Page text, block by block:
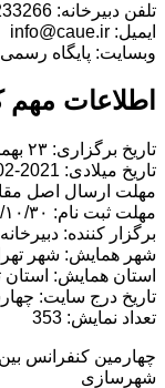
تلفن دبیرخانه: 02144233266
ایمیل: info@caue.ir
وبسایت: پایگاه
اطلاعات مهم
تاریخ برگزاری: ۲۳ بهمن ۱۳۹۹
تاریخ میلادی: 2021-02-11
مهلت ارسال اصل مقاله: ۱۳۹۹/
مهلت ثبت نام: ۱۳۹۹/۱۰/۳۰
برگزار کننده:
شهر همایش: شهر
استان همایش: استان
تاریخ درج سایت: چهارشنبه، ۱۲
تعداد نمایش: 353
چهارمین کنفرانس
شهرسازی